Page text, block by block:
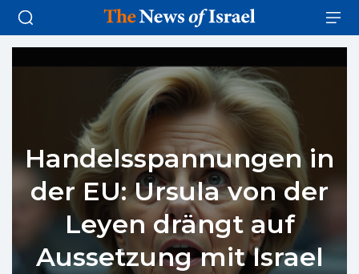
Handelsspannungen in
der EU: Ursula von der
Leyen drängt auf
Aussetzung mit Israel